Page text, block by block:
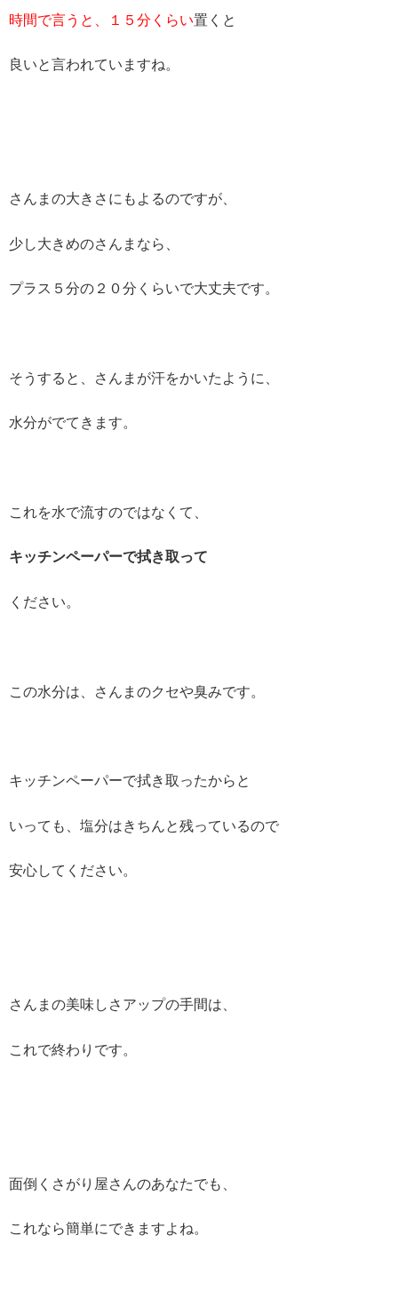
時間で言うと、１５分くらい置くと
良いと言われていますね。
さんまの大きさにもよるのですが、
少し大きめのさんまなら、
プラス５分の２０分くらいで大丈夫です。
そうすると、さんまが汗をかいたように、
水分がでてきます。
これを水で流すのではなくて、
キッチンペーパーで拭き取って
ください。
この水分は、さんまのクセや臭みです。
キッチンペーパーで拭き取ったからと
いっても、塩分はきちんと残っているので
安心してください。
さんまの美味しさアップの手間は、
これで終わりです。
面倒くさがり屋さんのあなたでも、
これなら簡単にできますよね。